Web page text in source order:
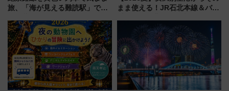
旅、「海が見える難読駅」で幸
「新・鉄道ひとり旅」279回目
の舞台は「島原鉄道」
まま使える！JR石北本線＆バス
ーパス」でおトクに道東観光
（8/3発売）